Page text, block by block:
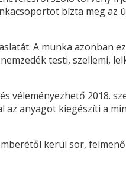
bízta meg az
A munka azonban
testi, szellemi,
2018.
anyagot kiegészíti a
kerül sor,